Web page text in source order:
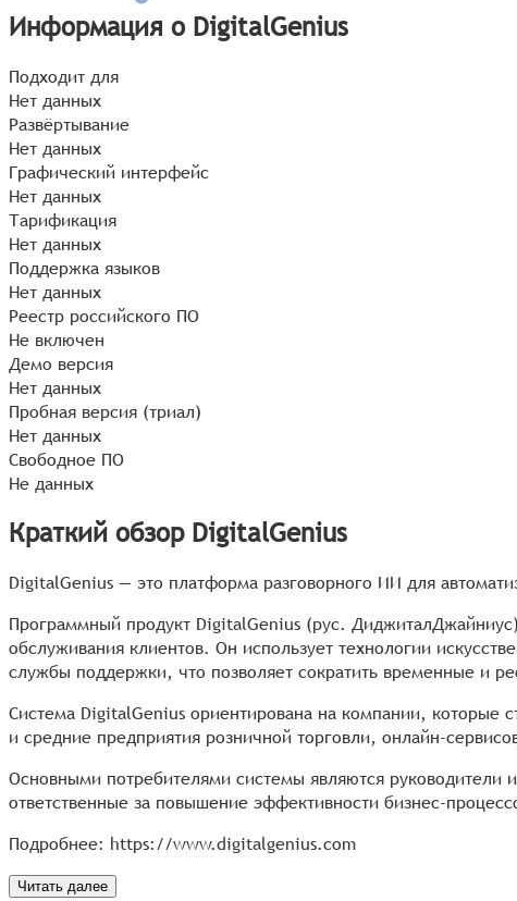
Информация о DigitalGenius
Подходит для
Нет данных
Развёртывание
Нет данных
Графический интерфейс
Нет данных
Тарификация
Нет данных
Поддержка языков
Нет данных
Реестр российского ПО
Не включен
Демо версия
Нет данных
Пробная версия (триал)
Нет данных
Свободное ПО
Не данных
Краткий обзор DigitalGenius
DigitalGenius — это платформа разговорного ИИ для
Программный продукт DigitalGenius (рус.
обслуживания клиентов. Он использует технологии
службы поддержки, что позволяет сократить временные и
Система DigitalGenius ориентирована на компании, которые
и средние предприятия розничной торговли, онлайн-
Основными потребителями системы являются
ответственные за повышение эффективности бизнес-
Подробнее: https://www.digitalgenius.com
Читать далее